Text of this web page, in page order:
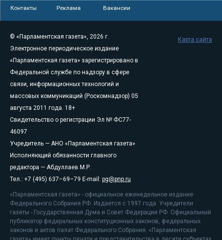
Контакты Реклама Вакансии
© «Парламентская газета», 2026 г.
Электронное периодическое издание
«Парламентская газета» зарегистрировано в
Федеральной службе по надзору в сфере
связи, информационных технологий и
массовых коммуникаций (Роскомнадзор) 05
августа 2011 года. 18+
Свидетельство о регистрации Эл № ФС77-
46097
Учредитель — АНО «Парламентская газета»
Исполняющий обязанности главного
редактора — Абдуллаев М.Р.
Тел.: +7 (495) 637–69–79 E-mail: pg@pnp.ru
«Парламентская газета» - официальное еженедельное издание
Федерального Собрания РФ. Издается с 1997 года. Учредители
газеты - Государственная Дума и Совет Федерации РФ. Официальный
публикатор федеральных конституционных законов, федеральных
законов и актов палат Федерального Собрания. «Парламентская
Карта сайта